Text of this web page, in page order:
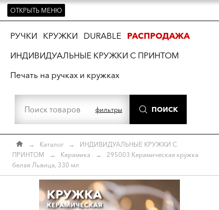
ОТКРЫТЬ МЕНЮ
РУЧКИ КРУЖКИ DURABLE
РАСПРОДАЖА
ИНДИВИДУАЛЬНЫЕ КРУЖКИ С ПРИНТОМ
Печать на ручках и кружках
фильтры ПОИСК
→ Каталог →
ИНДИВИДУАЛЬНЫЕ КРУЖКИ С
ПРИНТОМ
→ Керамика →
295003 Керамическая кружка
белая Львица, 330 мл